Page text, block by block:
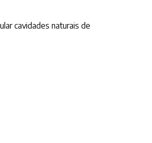
cavidades naturais de